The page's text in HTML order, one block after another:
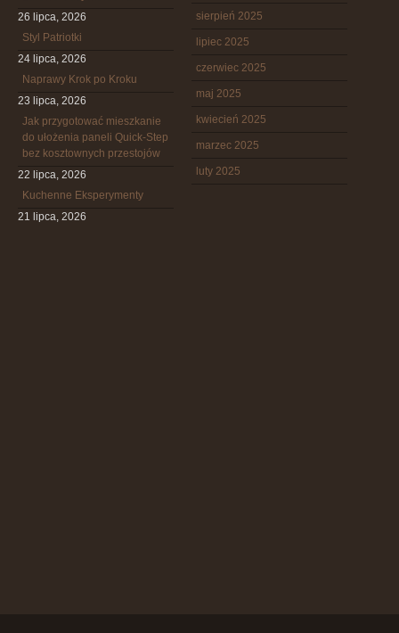
26 lipca, 2026
Styl Patriotki
24 lipca, 2026
Naprawy Krok po Kroku
23 lipca, 2026
Jak przygotować mieszkanie
do ułożenia paneli Quick-Step
bez kosztownych przestojów
22 lipca, 2026
Kuchenne Eksperymenty
21 lipca, 2026
sierpień 2025
lipiec 2025
czerwiec 2025
maj 2025
kwiecień 2025
marzec 2025
luty 2025